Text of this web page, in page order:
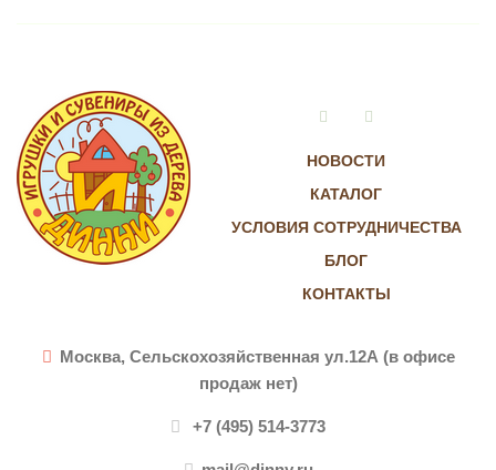
НОВОСТИ
КАТАЛОГ
УСЛОВИЯ СОТРУДНИЧЕСТВА
БЛОГ
КОНТАКТЫ
VkontakteInstagram
Москва, Сельскохозяйственная ул.12А (в офисе
продаж нет)
+7 (495) 514-3773